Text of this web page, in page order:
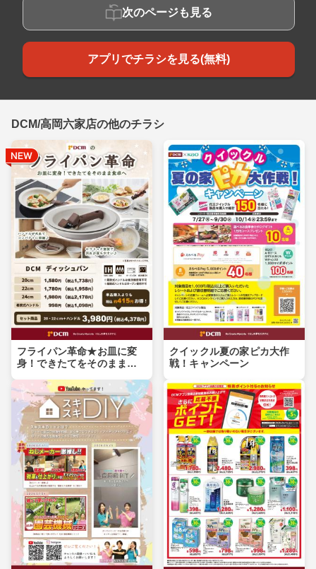
次のページも見る
アプリでチラシを見る(無料)
DCM/高岡六家店の他のチラシ
フライパン革命★お皿に変
身！できたてをそのまま食
クイックル夏の家ピカ大作
戦！キャンペーン